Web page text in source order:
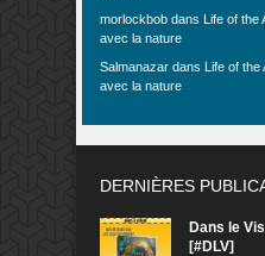
morlockbob dans Life of the
avec la nature
Salmanazar dans Life of the
avec la nature
DERNIÈRES
Dans le
[#DLV]